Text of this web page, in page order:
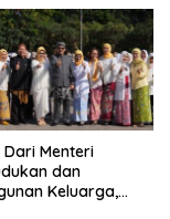
Dari Menteri
dan
Keluarga,